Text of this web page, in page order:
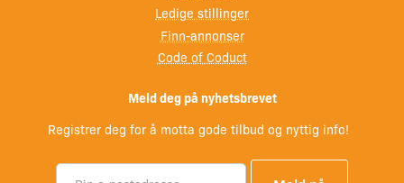
Ledige stillinger
Finn-annonser
Code of Coduct
Meld deg på nyhetsbrevet
Registrer deg for å motta gode tilbud og nyttig info!